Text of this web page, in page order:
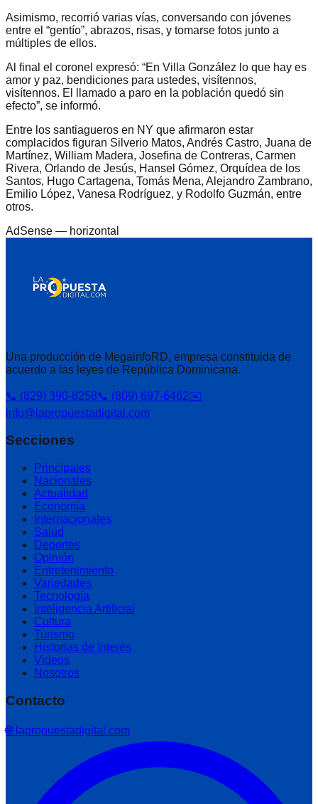
Asimismo, recorrió varias vías, conversando con jóvenes
entre el “gentío”, abrazos, risas, y tomarse fotos junto a
múltiples de ellos.
Al final el coronel expresó: “En Villa González lo que hay es
amor y paz, bendiciones para ustedes, visítennos,
visítennos. El llamado a paro en la población quedó sin
efecto”, se informó.
Entre los santiagueros en NY que afirmaron estar
complacidos figuran Silverio Matos, Andrés Castro, Juana de
Martínez, William Madera, Josefina de Contreras, Carmen
Rivera, Orlando de Jesús, Hansel Gómez, Orquídea de los
Santos, Hugo Cartagena, Tomás Mena, Alejandro Zambrano,
Emilio López, Vanesa Rodríguez, y Rodolfo Guzmán, entre
otros.
AdSense — horizontal
Una producción de MegainfoRD, empresa constituida de
acuerdo a las leyes de República Dominicana.
📞 (829) 390-8258📞 (809) 697-6462✉️
info@lapropuestadigital.com
Secciones
Principales
Nacionales
Actualidad
Economía
Internacionales
Salud
Deportes
Opinión
Entretenimiento
Variedades
Tecnología
Inteligencia Artificial
Cultura
Turismo
Historias de Interés
Videos
Nosotros
Contacto
🌐 lapropuestadigital.com